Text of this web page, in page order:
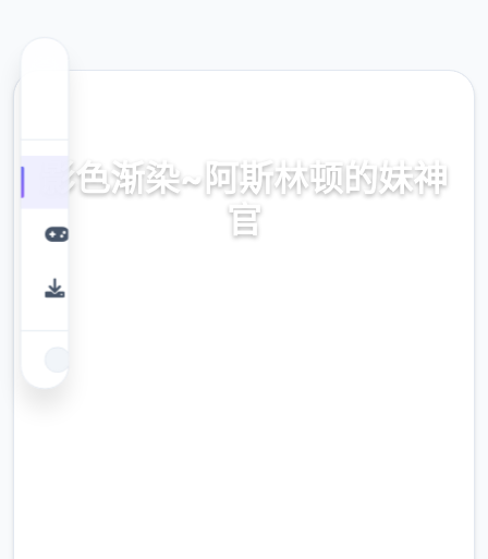
影色渐染~阿斯林顿的妹神
官
官式网址，保险部署，现行版降载，史之间上